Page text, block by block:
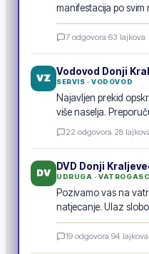
manifestacija po
E-GLASILO
Donji Kraljevec
7 odgovora·63 lajkova
VZ
Vodovod Donji
SERVIS · VODOVOD
Najavljen prekid
više naselja.
22 odgovora·28
DV
DVD Donji
UDRUGA ·
Pozivamo vas na
natjecanje. Ulaz
POZIV
Vatrogasna fešta ·
19 odgovora·94 lajkova